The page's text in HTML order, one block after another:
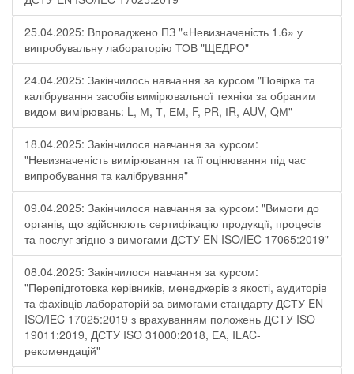
25.04.2025: Впроваджено ПЗ "«Невизначеність 1.6» у
випробувальну лабораторію ТОВ "ЩЕДРО"
24.04.2025: Закінчилось навчання за курсом "Повірка та
калібрування засобів вимірювальної техніки за обраним
видом вимірювань: L, М, Т, ЕМ, F, РR, ІR, АUV, QМ"
18.04.2025: Закінчилося навчання за курсом:
"Невизначеність вимірювання та її оцінювання під час
випробування та калібрування"
09.04.2025: Закінчилося навчання за курсом: "Вимоги до
органів, що здійснюють сертифікацію продукції, процесів
та послуг згідно з вимогами ДСТУ EN ISO/IEC 17065:2019"
08.04.2025: Закінчилося навчання за курсом:
"Перепідготовка керівників, менеджерів з якості, аудиторів
та фахівців лабораторій за вимогами стандарту ДСТУ EN
ISO/IEC 17025:2019 з врахуванням положень ДСТУ ISO
19011:2019, ДСТУ ISO 31000:2018, ЕА, ILAC-
рекомендацій"